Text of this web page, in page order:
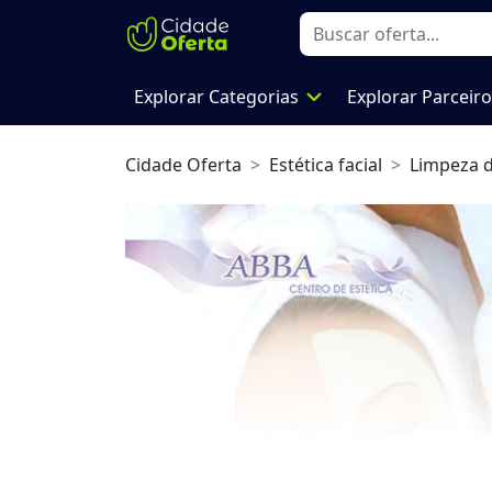
Explorar Categorias expand_more Explorar
Cidade Oferta Estética facial Limpeza